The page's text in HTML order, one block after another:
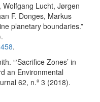
Wolfgang Lucht, Jørgen
F. Donges, Markus
planetary boundaries.”
.
“‘Sacrifice Zones’ in
an Environmental
62, n.º 3 (2018).